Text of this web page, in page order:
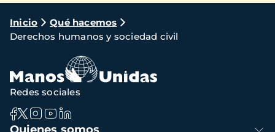
Ruta
de
navegación
Inicio
Qué hacemos
Derechos humanos y sociedad civil
Navegación
Redes sociales